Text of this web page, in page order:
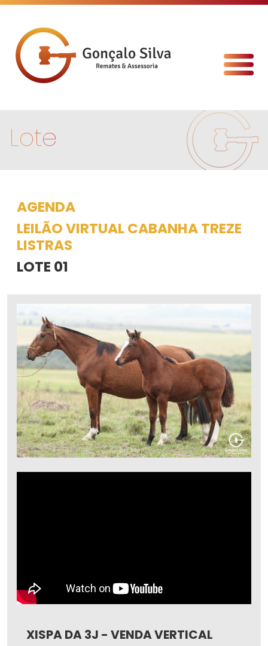
Lote
AGENDA
LEILÃO VIRTUAL CABANHA TREZE
LISTRAS
LOTE 01
XISPA DA 3J - VENDA VERTICAL